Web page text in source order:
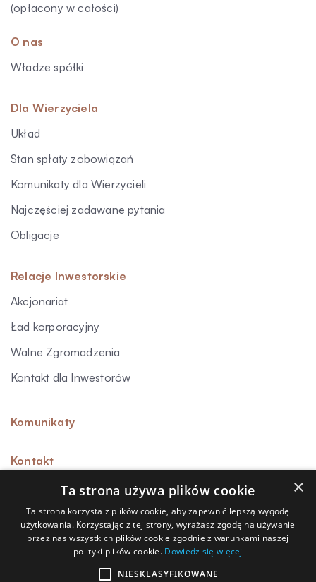
(opłacony w całości)
O nas
Władze spółki
Dla Wierzyciela
Układ
Stan spłaty zobowiązań
Komunikaty dla Wierzycieli
Najczęściej zadawane pytania
Obligacje
Relacje Inwestorskie
Akcjonariat
Ład korporacyjny
Walne Zgromadzenia
Kontakt dla Inwestorów
Komunikaty
Kontakt
Sygnalista
Polityka prywatności
Polityka przetwarzania danych osobowych
×
Ta strona używa plików cookie
Ta strona korzysta z plików cookie, aby zapewnić lepszą wygodę
użytkowania. Korzystając z tej strony, wyrażasz zgodę na używanie
przez nas wszystkich plików cookie zgodnie z warunkami naszej
polityki plików cookie. Dowiedz się więcej
NIESKLASYFIKOWANE